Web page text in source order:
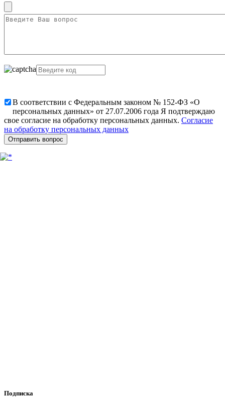
В соответствии с Федеральным законом № 152-ФЗ «О
персональных данных» от 27.07.2006 года Я подтверждаю
свое согласие на обработку персональных данных. Согласие
на обработку персональных данных
Подписка